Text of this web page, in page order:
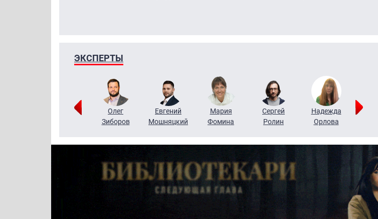
ЭКСПЕРТЫ
Григорий
Олег
Зиборов
Евгений
Мошняцкий
Мария
Фомина
Сергей
Ролин
Надежда
Орлова